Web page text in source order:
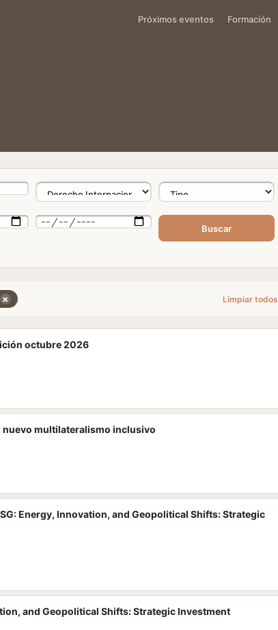
Próximos eventos Formación
Buscar
× Limpiar todos
octubre 2026
nuevo multilateralismo inclusivo
Energy, Innovation, and Geopolitical Shifts: Strategic
and Geopolitical Shifts: Strategic Investment